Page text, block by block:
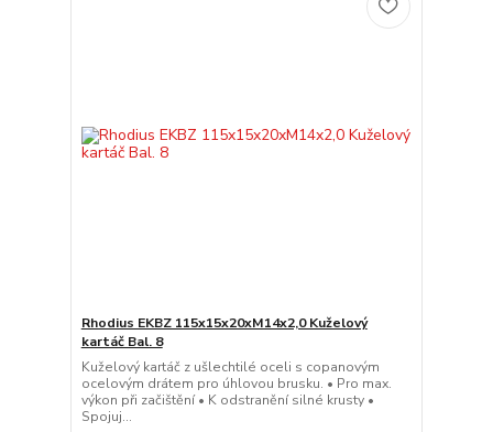
Rhodius EKBZ 115x15x20xM14x2,0 Kuželový
kartáč Bal. 8
Kuželový kartáč z ušlechtilé oceli s copanovým
ocelovým drátem pro úhlovou brusku. • Pro max.
výkon při začištění • K odstranění silné krusty •
Spojuj...